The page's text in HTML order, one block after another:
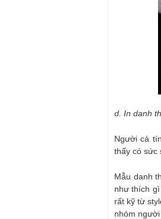
d. In danh
Người cá
thấy có sức
Mẫu danh
như thích
rất kỹ từ
nhóm